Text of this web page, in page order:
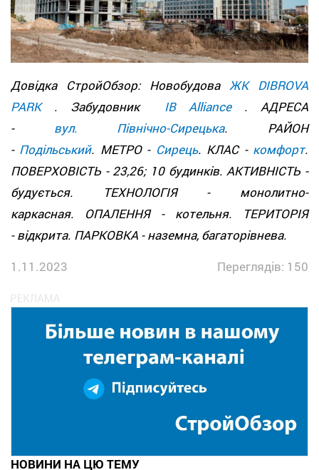
Довідка СтройОбзор: Новобудова ЖК DIBROVA
PARK . Забудовник IB Alliance . АДРЕСА
- вул. Північно-Сирецька. РАЙОН
- Подільський. МЕТРО - Сирець. КЛАС - комфорт.
ПОВЕРХОВІСТЬ - 23,26; 10 будинків. АКТИВНІСТЬ -
будується. ТЕХНОЛОГІЯ - монолитно-
каркасная. ОПАЛЕННЯ - котельня. ТЕРИТОРІЯ
- відкрита. ПАРКОВКА - наземна, багаторівнева.
1.11.2023
Переглядів: 150
НОВИНИ НА ЦЮ ТЕМУ